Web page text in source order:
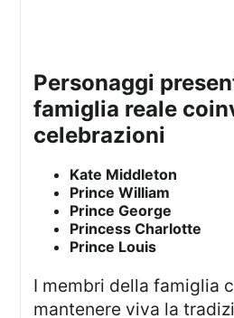
personaggi presenti nella
famiglia reale
celebrazioni
Kate Middleton
Prince William
Prince George
Princess Charlotte
Prince Louis
I membri della famiglia continuano a
mantenere viva la